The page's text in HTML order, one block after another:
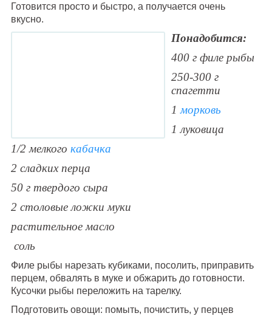
Готовится просто и быстро, а получается очень
вкусно.
Понадобится:
400 г филе рыбы
250-300 г
спагетти
1морковь
1 луковица
1/2 мелкого кабачка
2 сладких перца
50 г твердого сыра
2 столовые ложки муки
растительное масло
соль
Филе рыбы нарезать кубиками, посолить, приправить
перцем, обвалять в муке и обжарить до готовности.
Кусочки рыбы переложить на тарелку.
Подготовить овощи: помыть, почистить, у перцев